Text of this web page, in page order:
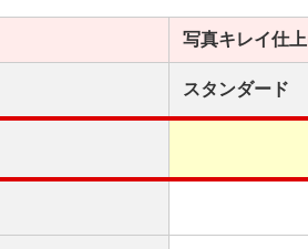
写真キレイ仕
スタンダード